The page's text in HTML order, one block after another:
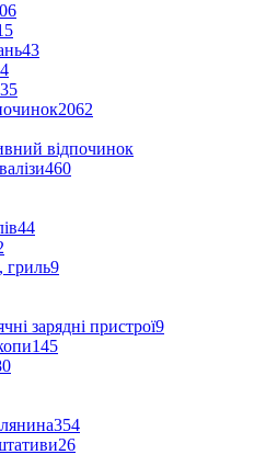
43
2062
відпочинок
460
44
гриль9
зарядні пристрої9
145
354
26